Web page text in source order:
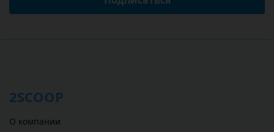
2SCOOP
О компании